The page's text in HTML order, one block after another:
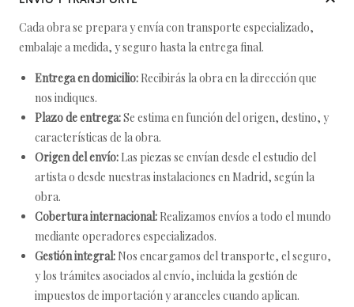
Cada obra se prepara y envía con transporte especializado,
embalaje a medida, y seguro hasta la entrega final.
Entrega en domicilio: Recibirás la obra en la dirección que
nos indiques.
Plazo de entrega:Se estima en función del origen, destino, y
características de la obra.
Origen del envío: Las piezas se envían desde el estudio del
artista o desde nuestras instalaciones en Madrid, según la
obra.
Cobertura internacional: Realizamos envíos a todo el mundo
mediante operadores especializados.
Gestión integral: Nos encargamos del transporte, el seguro,
y los trámites asociados al envío, incluida la gestión de
impuestos de importación y aranceles cuando aplican.